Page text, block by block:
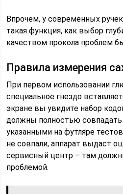
Впрочем, у современных
такая функция, как выбор
качеством прокола проблем
Правила измерения
При первом использовании
специальное гнездо
экране вы увидите набор
должны полностью совпадать
указанными на футляре
не совпали, аппарат выдаст
сервисный центр – там
проблемой.